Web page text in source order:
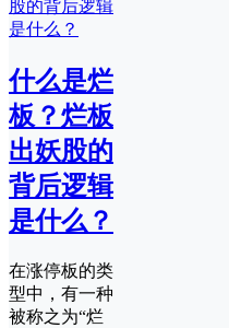
什么是烂
板？烂板
出妖股的
背后逻辑
是什么？
在涨停板的类
型中，有一种
被称之为“烂